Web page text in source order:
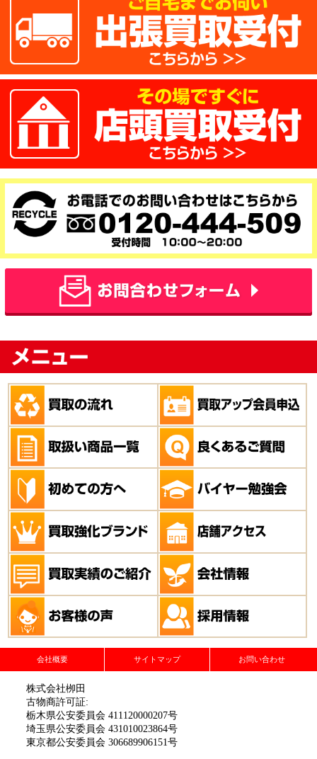
会社概要 サイトマップ お問い合わせ
株式会社栁田
古物商許可証:
栃木県公安委員会 411120000207号
埼玉県公安委員会 431010023864号
東京都公安委員会 306689906151号